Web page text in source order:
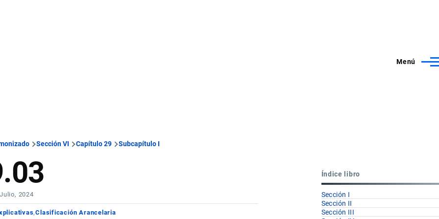
Menú
Sección VI Capítulo 29 Subcapítulo I
2024
Clasificación Arancelaria
Índice libro
Sección I
Sección II
Sección III